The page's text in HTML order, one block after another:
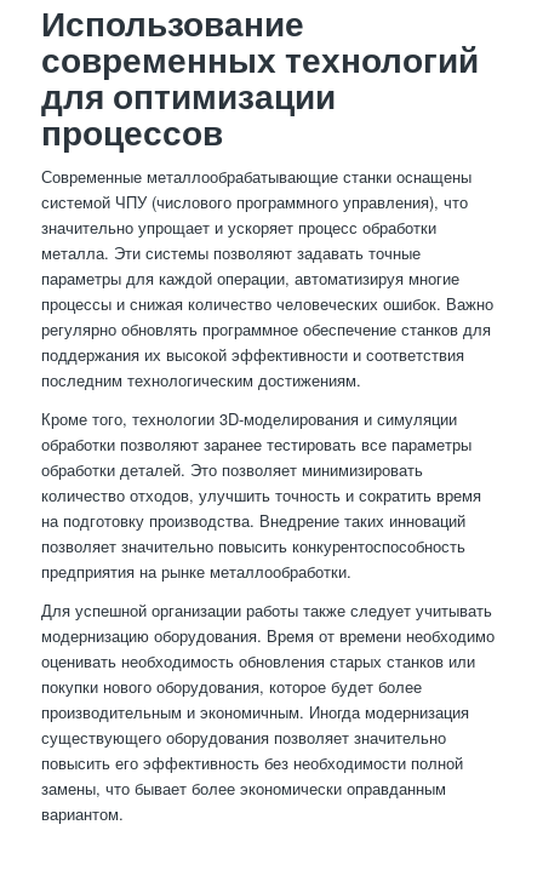
Использование
современных технологий
для оптимизации
процессов
Современные металлообрабатывающие станки оснащены
системой ЧПУ (числового программного управления), что
значительно упрощает и ускоряет процесс обработки
металла. Эти системы позволяют задавать точные
параметры для каждой операции, автоматизируя многие
процессы и снижая количество человеческих ошибок. Важно
регулярно обновлять программное обеспечение станков для
поддержания их высокой эффективности и соответствия
последним технологическим достижениям.
Кроме того, технологии 3D-моделирования и симуляции
обработки позволяют заранее тестировать все параметры
обработки деталей. Это позволяет минимизировать
количество отходов, улучшить точность и сократить время
на подготовку производства. Внедрение таких инноваций
позволяет значительно повысить конкурентоспособность
предприятия на рынке металлообработки.
Для успешной организации работы также следует учитывать
модернизацию оборудования. Время от времени необходимо
оценивать необходимость обновления старых станков или
покупки нового оборудования, которое будет более
производительным и экономичным. Иногда модернизация
существующего оборудования позволяет значительно
повысить его эффективность без необходимости полной
замены, что бывает более экономически оправданным
вариантом.